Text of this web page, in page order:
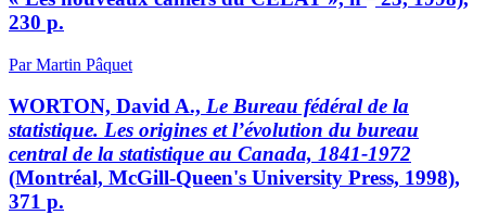
230 p.
Par Martin Pâquet
WORTON, David A., Le Bureau fédéral de la
statistique. Les origines et l’évolution du bureau
central de la statistique au Canada, 1841-1972
(Montréal, McGill-Queen's University Press, 1998),
371 p.